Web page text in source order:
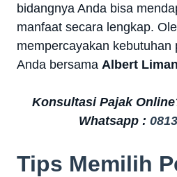
bidangnya Anda bisa
manfaat secara lengkap.
mempercayakan kebutuhan
Anda bersama Albert
Konsultasi Pajak
Whatsapp :
Tips Memilih